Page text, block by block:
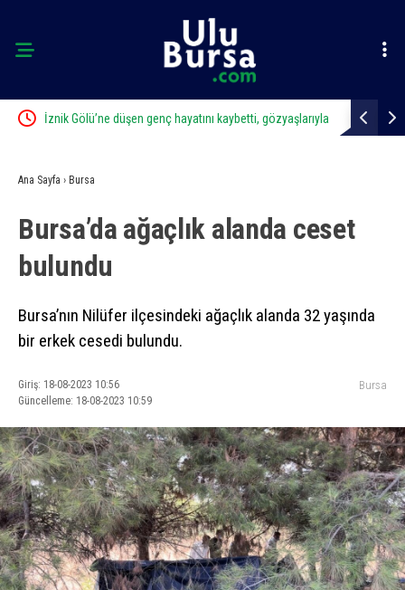
İznik Gölü’ne düşen genç hayatını kaybetti, gözyaşlarıyla Uludağ’da
Ana Sayfa › Bursa
Bursa’da ağaçlık alanda ceset
bulundu
Bursa’nın Nilüfer ilçesindeki ağaçlık alanda 32 yaşında
bir erkek cesedi bulundu.
Giriş: 18-08-2023 10:56
Güncelleme: 18-08-2023 10:59
Bursa